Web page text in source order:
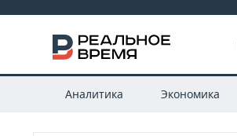
Аналитика Экономика